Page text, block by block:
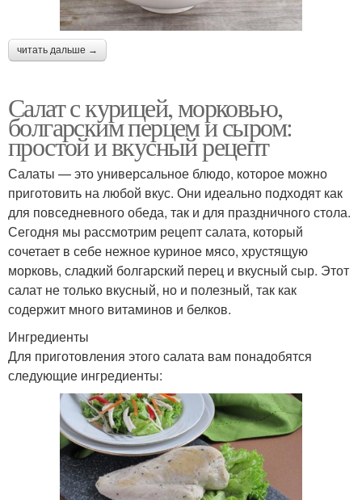
читать дальше →
Салат с курицей, морковью,
болгарским перцем и сыром:
простой и вкусный рецепт
Салаты — это универсальное блюдо, которое можно
приготовить на любой вкус. Они идеально подходят как
для повседневного обеда, так и для праздничного стола.
Сегодня мы рассмотрим рецепт салата, который
сочетает в себе нежное куриное мясо, хрустящую
морковь, сладкий болгарский перец и вкусный сыр. Этот
салат не только вкусный, но и полезный, так как
содержит много витаминов и белков.
Ингредиенты
Для приготовления этого салата вам понадобятся
следующие ингредиенты: